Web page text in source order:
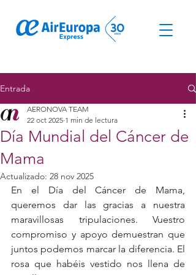
Entrada
Día Mundial del Cáncer de
Mama
AERONOVA TEAM
22 oct 2025 1 min de lectura
Actualizado: 28 nov 2025
En el Día del Cáncer de Mama,
queremos dar las gracias a nuestra
maravillosas tripulaciones. Vuestro
compromiso y apoyo demuestran que
juntos podemos marcar la diferencia. El
rosa que habéis vestido nos llena de